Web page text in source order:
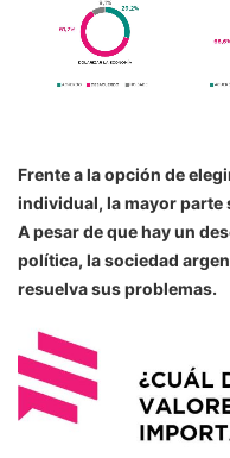
Frente a la opción de
individual, la mayor parte
A pesar de que hay un
política, la sociedad
resuelva sus problemas.